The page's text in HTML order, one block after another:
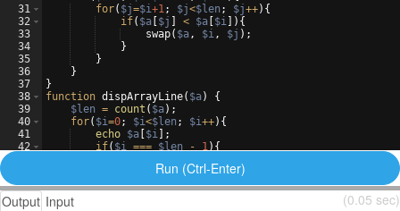
31
32
33
34
35
36
37
38
39
40
41
42
for( $j=$i+1; $j<$len ; $j++) {
if( $a $j < $a $i ]) {
swap( $a, $i, $j ) ;
}
}
}
}
function dispArrayLine( $a)
{
$len = count ( $a) ;
for( $i=0; $i<$len ; $i++) {
echo $a $i
;
if( $i === $len - 1) {
Run (Ctrl-Enter)
Output Input (0.05 sec)